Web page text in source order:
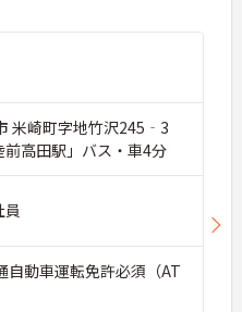
米崎町字地竹沢245‐3
前高田駅」バス・車4分
動車運転免許必須（AT